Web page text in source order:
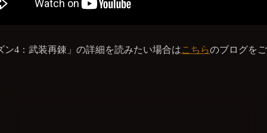
ン4：武装再錬」の詳細を読みたい場合はこちらのブログを